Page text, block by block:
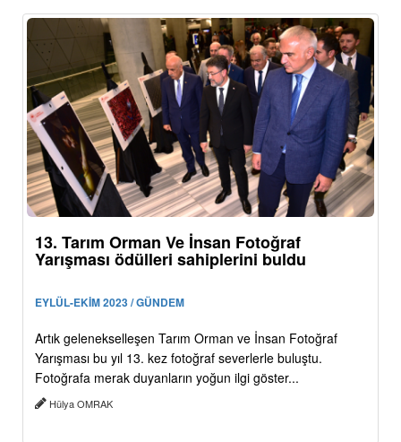
13. Tarım Orman Ve İnsan Fotoğraf
Yarışması ödülleri sahiplerini buldu
EYLÜL-EKİM 2023 / GÜNDEM
Artık gelenekselleşen Tarım Orman ve İnsan Fotoğraf
Yarışması bu yıl 13. kez fotoğraf severlerle buluştu.
Fotoğrafa merak duyanların yoğun ilgi göster...
Hülya OMRAK